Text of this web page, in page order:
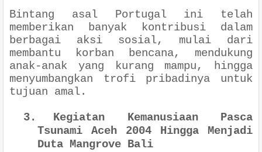
Bintang asal Portugal ini telah
memberikan banyak kontribusi dalam
berbagai aksi sosial, mulai dari
membantu korban bencana, mendukung
anak-anak yang kurang mampu, hingga
menyumbangkan trofi pribadinya untuk
tujuan amal.
3.
Kegiatan Kemanusiaan Pasca
Tsunami Aceh 2004 Hingga Menjadi
Duta Mangrove Bali